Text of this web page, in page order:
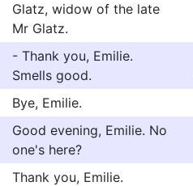
Glatz, widow of the late
Mr Glatz.
- Thank you, Emilie.
Smells good.
Bye, Emilie.
Good evening, Emilie. No
one's here?
Thank you, Emilie.